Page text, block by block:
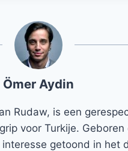
Ömer Aydin
Rudaw, is een
voor Turkije.
getoond in het